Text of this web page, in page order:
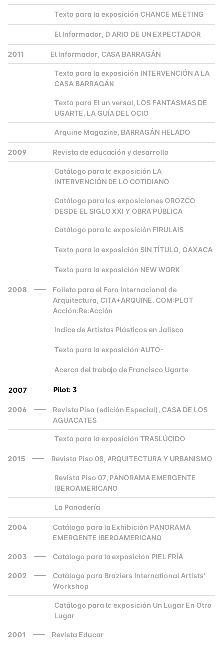
Texto para la exposición CHANCE MEETING
El Informador, DIARIO DE UN EXPECTADOR
2011 El Informador, CASA BARRAGÁN
Texto para la exposición INTERVENCIÓN A LA
CASA BARRAGÁN
Texto para El universal, LOS FANTASMAS DE
UGARTE, LA GUÍA DEL OCIO
Arquine Magazine, BARRAGÁN HELADO
2009 Revista de educación y desarrollo
Catálogo para la exposición LA
INTERVENCIÓN DE LO COTIDIANO
Catálogo para las exposiciones OROZCO
DESDE EL SIGLO XXI Y OBRA PÚBLICA
Catálogo para la exposición FIRULAIS
Texto para la exposición SIN TÍTULO, OAXACA
Texto para la exposición NEW WORK
2008
Folleto para el Foro Internacional de
Arquitectura, CITA+ARQUINE. COM:PLOT
Acción:Re:Acción
Indice de Artistas Plásticos en Jalisco
Texto para la exposición AUTO-
Acerca del trabajo de Francisco Ugarte
2007 Pilot: 3
2006
Revista Piso (edición Especial), CASA DE LOS
AGUACATES
Texto para la exposición TRASLÚCIDO
2015 Revista Piso 08, ARQUITECTURA Y URBANISMO
Revista Piso 07, PANORAMA EMERGENTE
IBEROAMERICANO
La Panadería
2004
Catálogo para la Exhibición PANORAMA
EMERGENTE IBEROAMERICANO
2003 Catálogo para la exposición PIEL FRÍA
2002
Catálogo para Braziers International Artists’
Workshop
Catálogo para la exposición Un Lugar En Otro
Lugar
2001 Revista Educar